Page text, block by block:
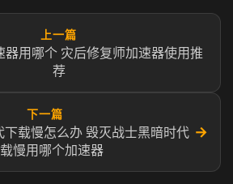
上一篇
器用哪个 灾后修复师加速器使用推
荐
下一篇
载慢怎么办 毁灭战士黑暗时代
慢用哪个加速器
→